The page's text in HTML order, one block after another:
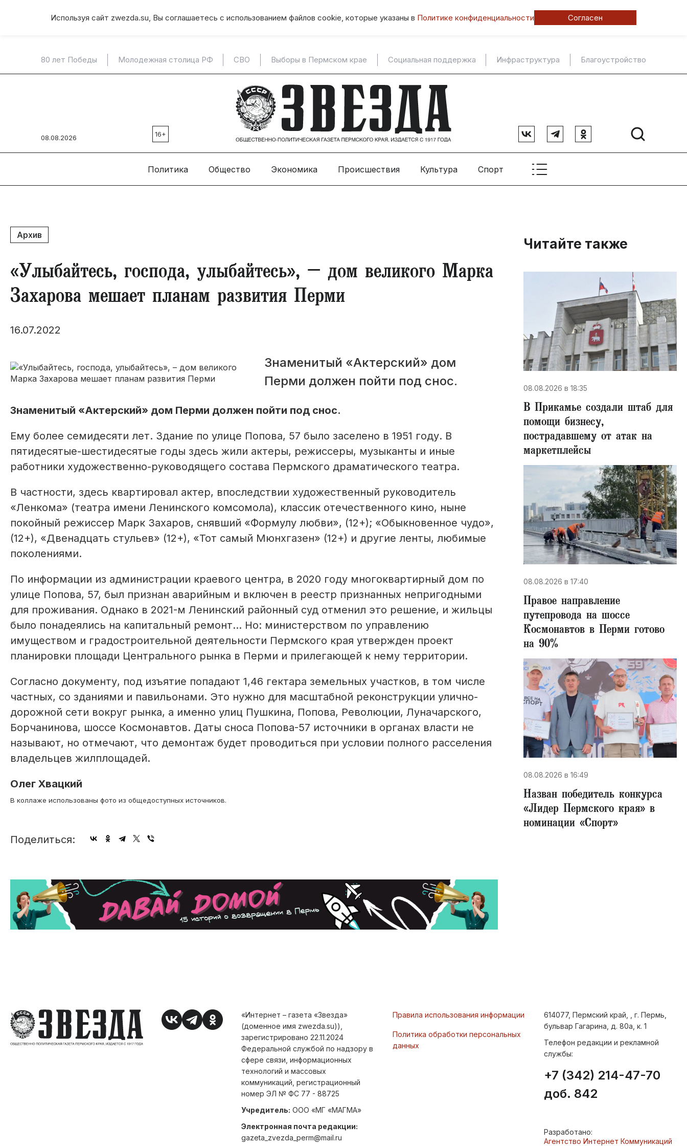
Используя сайт zwezda.su, Вы соглашаетесь с использованием файлов cookie, которые указаны в Политике конфиденциальности Согласен
80 лет Победы Молодежная столица РФ СВО Выборы в Пермском крае Социальная поддержка Инфраструктура Благоустройство
08.08.2026 16+
Политика Общество Экономика Происшествия Культура Спорт
Архив
«Улыбайтесь, господа, улыбайтесь», – дом великого Марка
Захарова мешает планам развития Перми
16.07.2022
Знаменитый «Актерский» дом
Перми должен пойти под снос.
Знаменитый «Актерский» дом Перми должен пойти под снос.
Ему более семидесяти лет. Здание по улице Попова, 57 было заселено в 1951 году. В
пятидесятые-шестидесятые годы здесь жили актеры, режиссеры, музыканты и иные
работники художественно-руководящего состава Пермского драматического театра.
В частности, здесь квартировал актер, впоследствии художественный руководитель
«Ленкома» (театра имени Ленинского комсомола), классик отечественного кино, ныне
покойный режиссер Марк Захаров, снявший «Формулу любви», (12+); «Обыкновенное чудо»,
(12+), «Двенадцать стульев» (12+), «Тот самый Мюнхгазен» (12+) и другие ленты, любимые
поколениями.
По информации из администрации краевого центра, в 2020 году многоквартирный дом по
улице Попова, 57, был признан аварийным и включен в реестр признанных непригодными
для проживания. Однако в 2021-м Ленинский районный суд отменил это решение, и жильцы
было понадеялись на капитальный ремонт… Но: министерством по управлению
имуществом и градостроительной деятельности Пермского края утвержден проект
планировки площади Центрального рынка в Перми и прилегающей к нему территории.
Согласно документу, под изъятие попадают 1,46 гектара земельных участков, в том числе
частных, со зданиями и павильонами. Это нужно для масштабной реконструкции улично-
дорожной сети вокруг рынка, а именно улиц Пушкина, Попова, Революции, Луначарского,
Борчанинова, шоссе Космонавтов. Даты сноса Попова-57 источники в органах власти не
называют, но отмечают, что демонтаж будет проводиться при условии полного расселения
владельцев жилплощадей.
Олег Хвацкий
В коллаже использованы фото из общедоступных источников.
Поделиться:
Читайте также
08.08.2026 в 18:35
В Прикамье создали штаб для
помощи бизнесу,
пострадавшему от атак на
маркетплейсы
08.08.2026 в 17:40
Правое направление
путепровода на шоссе
Космонавтов в Перми готово
на 90%
08.08.2026 в 16:49
Назван победитель конкурса
«Лидер Пермского края» в
номинации «Спорт»
«Интернет – газета «Звезда»
(доменное имя zwezda.su)),
зарегистрировано 22.11.2024
Федеральной службой по надзору в
сфере связи, информационных
технологий и массовых
коммуникаций, регистрационный
номер ЭЛ № ФС 77 - 88725
Учредитель: ООО «МГ «МАГМА»
Электронная почта редакции:
gazeta_zvezda_perm@mail.ru
Правила использования информации
Политика обработки персональных
данных
614077, Пермский край, , г. Пермь,
бульвар Гагарина, д. 80а, к. 1
Телефон редакции и рекламной
службы:
+7 (342) 214-47-70
доб. 842
Разработано:
Агентство Интернет Коммуникаций